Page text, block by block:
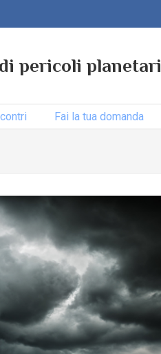
pericoli planetari
Fai la tua domanda